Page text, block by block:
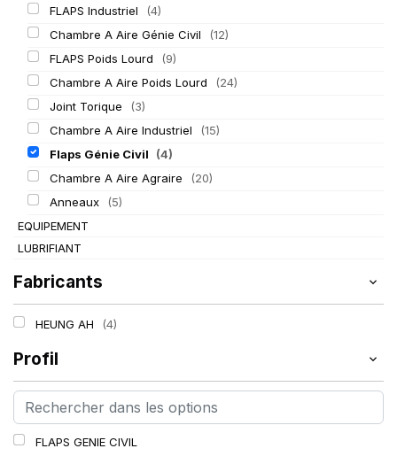
FLAPS Industriel
(4)
Chambre A Aire Génie Civil
(12)
FLAPS Poids Lourd
(9)
Chambre A Aire Poids Lourd
(24)
Joint Torique
(3)
Chambre A Aire Industriel
(15)
Flaps Génie Civil
(4)
Chambre A Aire Agraire
(20)
Anneaux
(5)
EQUIPEMENT
LUBRIFIANT
Fabricants
HEUNG AH (4)
Profil
FLAPS GENIE CIVIL